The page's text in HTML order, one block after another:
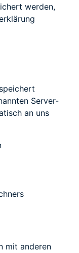
werden,
Server-
an uns
mit anderen